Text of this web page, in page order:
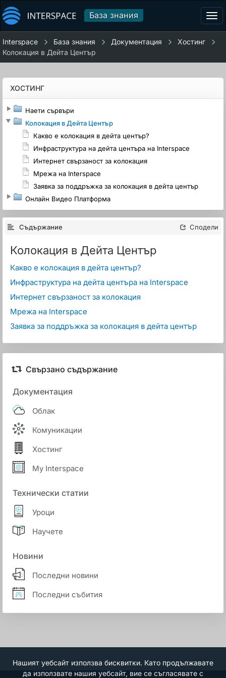
База знания
Interspace База знания Документация
Хостинг
Колокация в Дейта Център
ХОСТИНГ
Наети сървъри
Колокация в Дейта Център
Какво е колокация в дейта център?
Инфраструктура на дейта центъра на Interspace
Интернет свързаност за колокация
Мрежа на Interspace
Заявка за поддръжка за колокация в дейта център
Онлайн Видео Платформа
Съдържание Сподели
Колокация в Дейта Център
Какво е колокация в дейта център?
Инфраструктура на дейта центъра на Interspace
Интернет свързаност за колокация
Мрежа на Interspace
Заявка за поддръжка за колокация в дейта център
Свързано съдържание
Документация
Облак
Комуникации
Хостинг
My Interspace
Технически статии
Уроци
Научете
Новини
Последни новини
Последни събития
Нашият уебсайт използва бисквитки. Като продължавате
да използвате нашия уебсайт, вие се съгласявате с